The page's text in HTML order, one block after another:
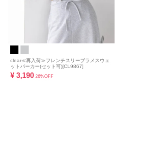
clear≪再入荷≫フレンチスリーブラメスウェ
ットパーカー(セット可)[CL9867]
¥ 3,190 26%OFF